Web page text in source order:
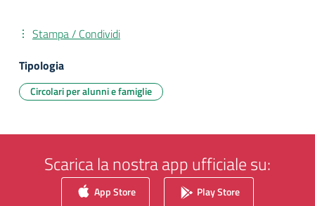
Stampa / Condividi
Tipologia
Circolari per alunni e famiglie
Scarica la nostra app ufficiale su:
App Store Play Store